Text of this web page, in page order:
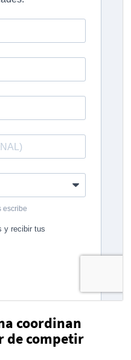
coordinan
de competir